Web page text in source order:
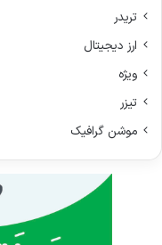
تریدر
ارز دیجیتال
ویژه
تیزر
موشن گرافیک